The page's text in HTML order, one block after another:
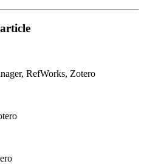
RefWorks, Zotero